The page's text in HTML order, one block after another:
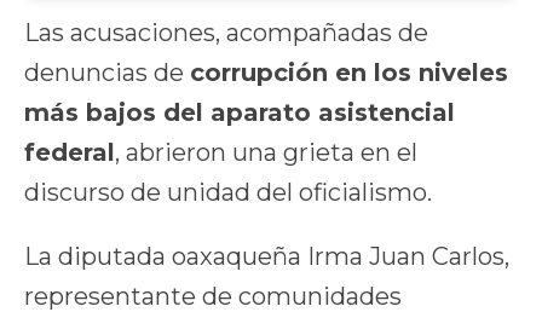
Las acusaciones, acompañadas de
denuncias de corrupción en los niveles
más bajos del aparato asistencial
federal, abrieron una grieta en el
discurso de unidad del oficialismo.
La diputada oaxaqueña Irma Juan Carlos,
representante de comunidades